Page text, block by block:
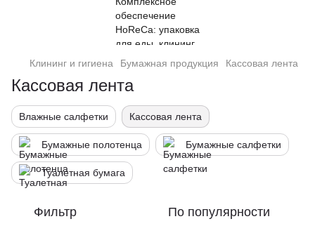
Клининг и гигиена Бумажная продукция Кассовая лента
Кассовая лента
Влажные салфетки Кассовая лента
Бумажные полотенца Бумажные салфетки
Туалетная бумага
Фильтр По популярности